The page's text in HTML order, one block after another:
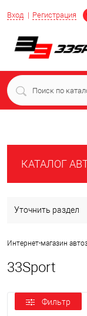
Вход Регистрация
КАТАЛОГ
Уточнить раздел
Интернет-магазин
33Sport
Фильтр